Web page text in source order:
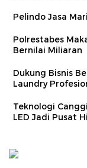
Pelindo Jasa
Polrestabes
Bernilai Miliaran
Dukung Bisnis
Laundry
Teknologi
LED Jadi Pusat